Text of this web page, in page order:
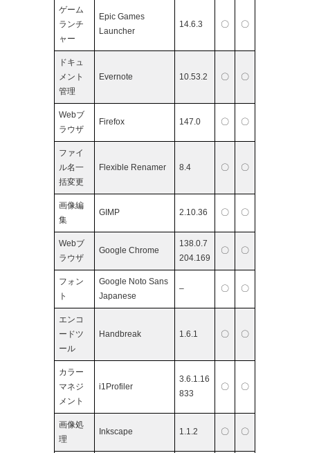
ゲーム
ランチ
ャー
Epic Games
Launcher
14.6.3 〇 〇
ドキュ
メント
管理
Evernote 10.53.2 〇 〇
Webブ
ラウザ
Firefox 147.0 〇 〇
ファイ
ル名一
括変更
Flexible Renamer 8.4 〇 〇
画像編
集
GIMP 2.10.36 〇 〇
Webブ
ラウザ
Google Chrome
138.0.7
204.169
〇 〇
フォン
ト
Google Noto Sans
Japanese
– 〇 〇
エンコ
ードツ
ール
Handbreak 1.6.1 〇 〇
カラー
マネジ
メント
i1Profiler
3.6.1.16
833
〇 〇
画像処
理
Inkscape 1.1.2 〇 〇